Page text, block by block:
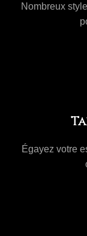
Nombreux
Égayez votre